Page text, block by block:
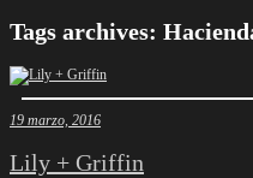
Tags archives:
19 marzo, 2016
Lily + Griffin